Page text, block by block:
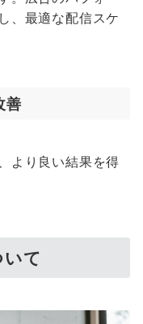
、最適な配信スケ
善
より良い結果を得
て